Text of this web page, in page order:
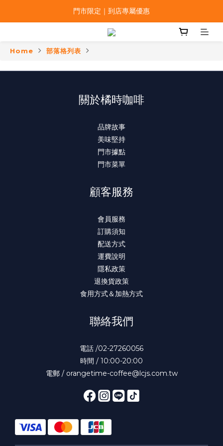
門市限定｜到店專屬優惠
Home 部落格列表
關於橘時咖啡
品牌故事
美味堅持
門市據點
門市菜單
顧客服務
會員服務
訂購須知
配送方式
運費說明
隱私政策
退換貨政策
食用方式＆加熱方式
聯絡我們
電話 /02-27260056
時間 / 10:00-20:00
電郵 / orangetime-coffee@lcjs.com.tw